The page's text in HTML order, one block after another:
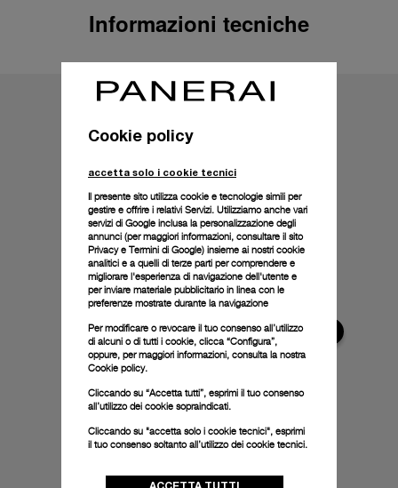
Informazioni tecniche
Cookie policy
accetta solo i cookie tecnici
Il presente sito utilizza cookie e tecnologie simili per
gestire e offrire i relativi Servizi. Utilizziamo anche vari
servizi di Google inclusa la personalizzazione degli
annunci (per maggiori informazioni, consultare il sito
Privacy e Termini di Google) insieme ai nostri cookie
analitici e a quelli di terze parti per comprendere e
migliorare l'esperienza di navigazione dell'utente e
per inviare materiale pubblicitario in linea con le
preferenze mostrate durante la navigazione
Per modificare o revocare il tuo consenso all’utilizzo
di alcuni o di tutti i cookie, clicca “Configura”,
oppure, per maggiori informazioni, consulta la nostra
Cookie policy.
Cliccando su “Accetta tutti”, esprimi il tuo consenso
all’utilizzo dei cookie sopraindicati.
Cliccando su "accetta solo i cookie tecnici", esprimi
il tuo consenso soltanto all’utilizzo dei cookie tecnici.